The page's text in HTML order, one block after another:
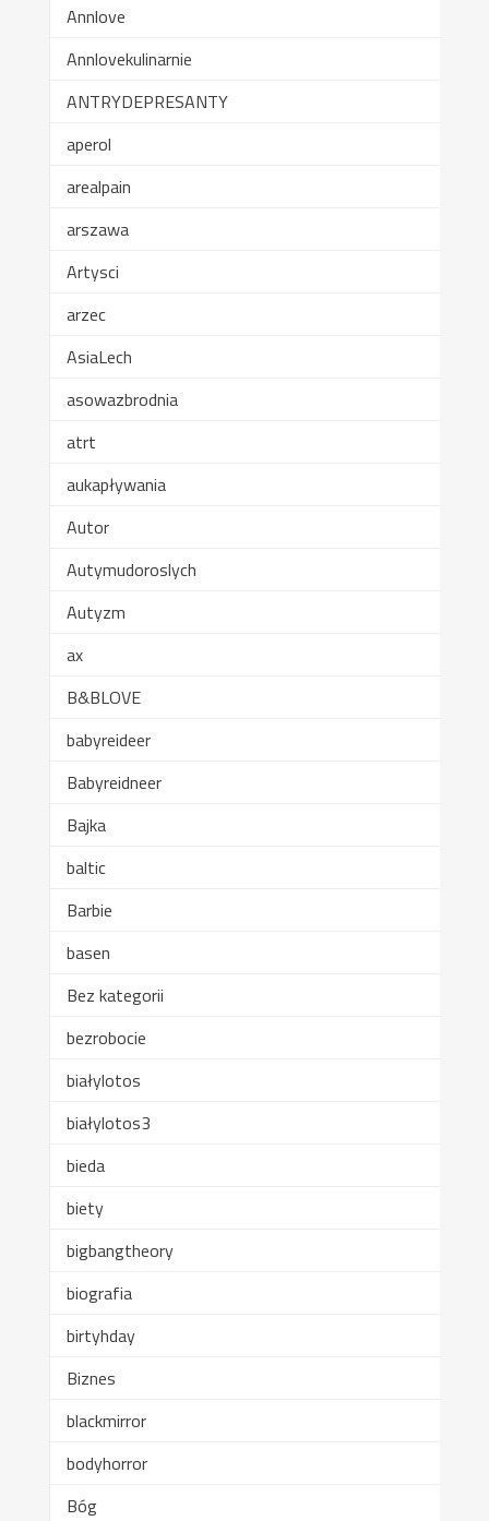
Annlove
Annlovekulinarnie
ANTRYDEPRESANTY
aperol
arealpain
arszawa
Artysci
arzec
AsiaLech
asowazbrodnia
atrt
aukapływania
Autor
Autymudoroslych
Autyzm
ax
B&BLOVE
babyreideer
Babyreidneer
Bajka
baltic
Barbie
basen
Bez kategorii
bezrobocie
białylotos
białylotos3
bieda
biety
bigbangtheory
biografia
birtyhday
Biznes
blackmirror
bodyhorror
Bóg